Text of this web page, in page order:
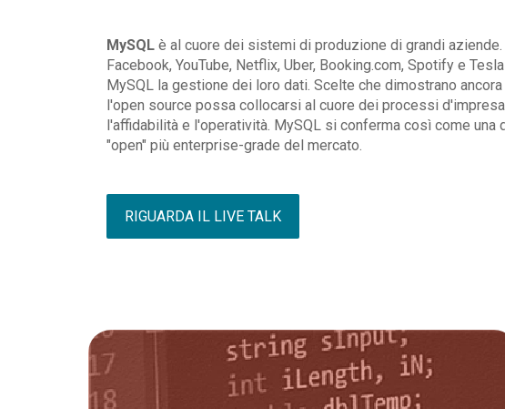
MySQL è al cuore dei sistemi di produzione di grandi
Facebook, YouTube, Netflix, Uber, Booking.com, Spotify e
MySQL la gestione dei loro dati. Scelte che dimostrano
l'open source possa collocarsi al cuore dei processi
l'affidabilità e l'operatività. MySQL si conferma così come una
"open" più enterprise-grade del mercato.
RIGUARDA IL LIVE TALK